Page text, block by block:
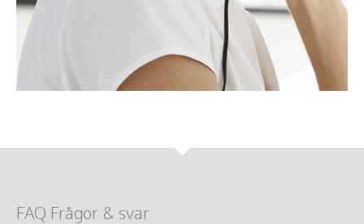
FAQ Frågor & svar